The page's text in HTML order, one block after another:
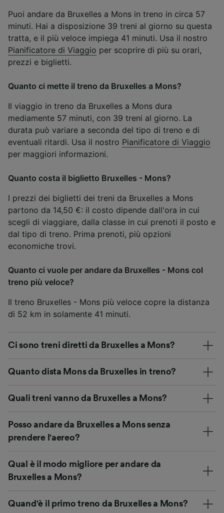
Puoi andare da Bruxelles a Mons in treno in circa 57
minuti. Hai a disposizione 39 treni al giorno su questa
tratta, e il più veloce impiega 41 minuti. Usa il nostro
Pianificatore di Viaggio per scoprire di più su orari,
prezzi e biglietti.
Quanto ci mette il treno da Bruxelles a Mons?
Il viaggio in treno da Bruxelles a Mons dura
mediamente 57 minuti, con 39 treni al giorno. La
durata può variare a seconda del tipo di treno e di
eventuali ritardi. Usa il nostro Pianificatore di Viaggio
per maggiori informazioni.
Quanto costa il biglietto Bruxelles - Mons?
I prezzi dei biglietti dei treni da Bruxelles a Mons
partono da 14,50 €: il costo dipende dall'ora in cui
scegli di viaggiare, dalla classe in cui prenoti il posto e
dal tipo di treno. Prima prenoti, più opzioni
economiche trovi.
Quanto ci vuole per andare da Bruxelles - Mons col
treno più veloce?
Il treno Bruxelles - Mons più veloce copre la distanza
di 52 km in solamente 41 minuti.
Ci sono treni diretti da Bruxelles a Mons?
Quanto dista Mons da Bruxelles in treno?
Quali treni vanno da Bruxelles a Mons?
Posso andare da Bruxelles a Mons senza
prendere l'aereo?
Qual è il modo migliore per andare da
Bruxelles a Mons?
Quand'è il primo treno da Bruxelles a Mons?